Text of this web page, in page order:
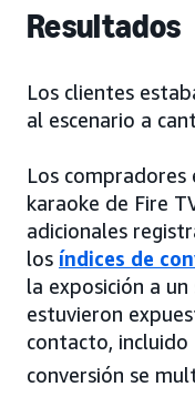
Resultados
Los clientes
al escenario a
Los compradores
karaoke de Fire
adicionales
los índices de
la exposición a
estuvieron
contacto, incluido
conversión se